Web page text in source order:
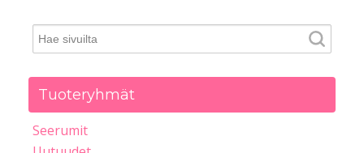
Tuoteryhmät
Seerumit